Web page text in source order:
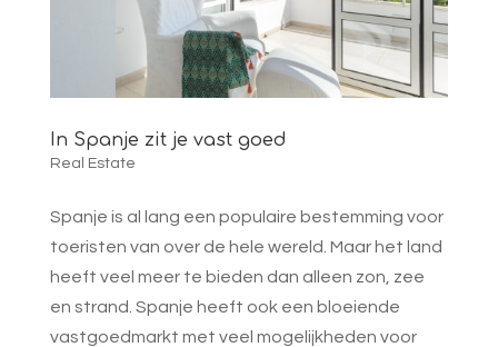
In Spanje zit je vast goed
Real Estate
Spanje is al lang een populaire bestemming voor
toeristen van over de hele wereld. Maar het land
heeft veel meer te bieden dan alleen zon, zee
en strand. Spanje heeft ook een bloeiende
vastgoedmarkt met veel mogelijkheden voor